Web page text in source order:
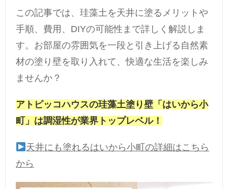
この記事では、珪藻土を天井に塗るメリットや
手順、費用、DIYの可能性まで詳しく解説しま
す。お部屋の雰囲気を一段と引き上げる自然素
材の塗り壁を取り入れて、快適な生活を楽しみ
ませんか？
アトピッコハウスの珪藻土塗り壁「はいから小
町」は調湿性が業界トップレベル！
天井にも塗れるはいから小町の詳細はこちら
から